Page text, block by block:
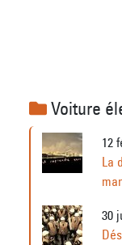
Voiture
12
La
30